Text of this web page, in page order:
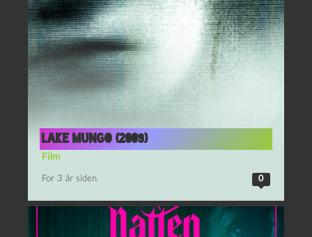
Lake Mungo (2009)
Film
For 3 år siden 0